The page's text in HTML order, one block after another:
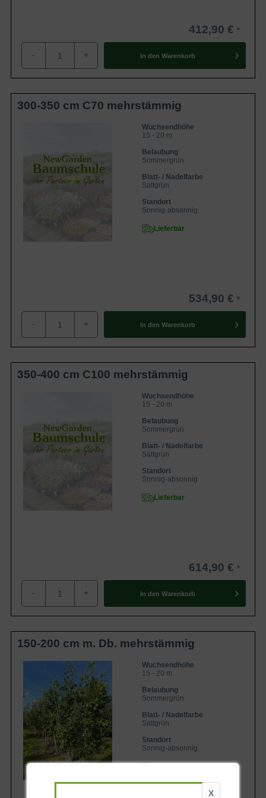
412,90 €
- + In den Warenkorb
300-350 cm C70 mehrstämmig
Wuchsendhöhe
15 - 20 m
Belaubung
Sommergrün
Blatt- / Nadelfarbe
Sattgrün
Standort
Sonnig-absonnig
Lieferbar
534,90 €
- + In den Warenkorb
350-400 cm C100 mehrstämmig
Wuchsendhöhe
15 - 20 m
Belaubung
Sommergrün
Blatt- / Nadelfarbe
Sattgrün
Standort
Sonnig-absonnig
Lieferbar
614,90 €
- + In den Warenkorb
150-200 cm m. Db. mehrstämmig
Wuchsendhöhe
15 - 20 m
Belaubung
Sommergrün
Blatt- / Nadelfarbe
Sattgrün
Standort
Sonnig-absonnig
X